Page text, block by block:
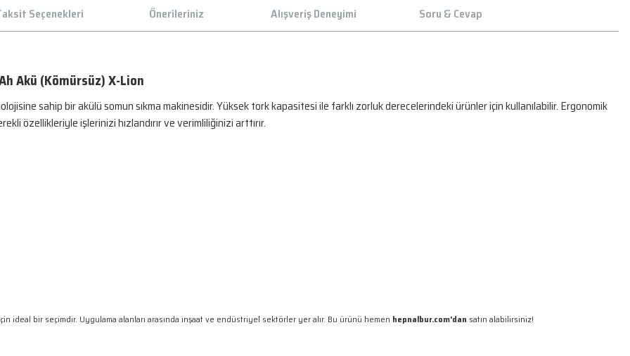
Seçenekleri Önerileriniz Alışveriş Deneyimi Soru & Cevap
Akü (Kömürsüz) X-Lion
sahip bir akülü somun sıkma makinesidir. Yüksek tork kapasitesi ile farklı zorluk derecelerindeki ürünler için kullanılabilir. Ergonomik
özellikleriyle işlerinizi hızlandırır ve verimliliğinizi arttırır.
ideal bir seçimdir. Uygulama alanları arasında inşaat ve endüstriyel sektörler yer alır. Bu ürünü hemen hepnalbur.com'dan satın alabilirsiniz!